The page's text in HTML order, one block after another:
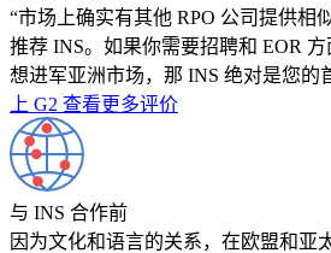
“市场上确实有其他 RPO 公司提供相
推荐 INS。如果你需要招聘和 EOR
想进军亚洲市场，那 INS 绝对是您的
上 G2 查看更多评价
与 INS 合作前
因为文化和语言的关系，在欧盟和亚